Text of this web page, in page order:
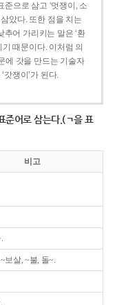
준으로 삼고 ‘멋쟁이, 소
았다. 또한 점을 치는
추어 가리키는 말은 ‘환
때문이다. 이처럼 의
에 갓을 만드는 기술자
갓쟁이’가 된다.
준어로 삼는다.(ㄱ을 표
비고
보살, ~불, 돌~.